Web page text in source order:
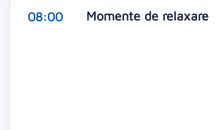
08:00 Momente de relaxare